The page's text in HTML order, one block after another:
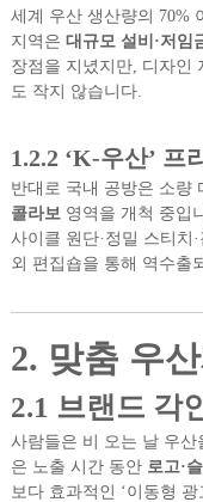
세계 우산 생산량의 70%
지역은 대규모 설비·저임
장점을 지녔지만, 디자인
도 작지 않습니다.
1.2.2 ‘K-우산’ 프
반대로 국내 공방은 소량
콜라보영역을 개척 중입
사이클 원단·정밀 스티치
외 편집숍을 통해 역수출
2. 맞춤 우
2.1 브랜드 각
사람들은 비 오는 날 우
은 노출 시간 동안 로고·
보다 효과적인 ‘이동형